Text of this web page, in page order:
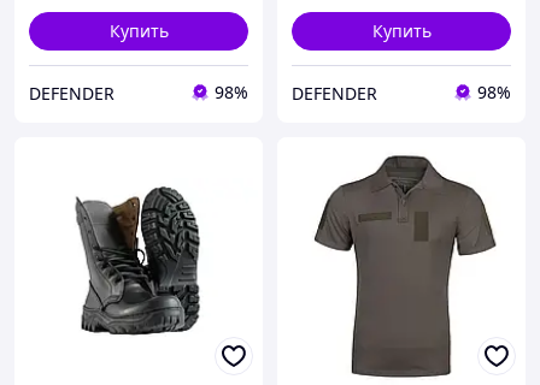
Купить
DEFENDER 98%
Купить
DEFENDER 98%